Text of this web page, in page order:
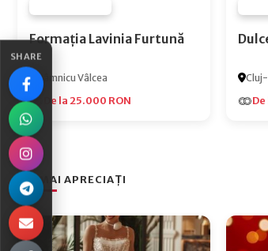
SHARE
Formația Lavinia Furtună
Râmnicu Vâlcea
De la 25.000 RON
CEI MAI APRECIAȚI